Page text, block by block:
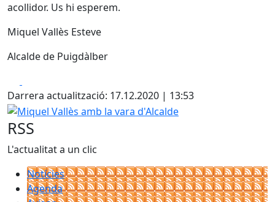
acollidor. Us hi esperem.
Miquel Vallès Esteve
Alcalde de Puigdàlber
Darrera actualització: 17.12.2020 | 13:53
Miquel Vallès amb la vara d'Alcalde
RSS
L'actualitat a un clic
Notícies
Agenda